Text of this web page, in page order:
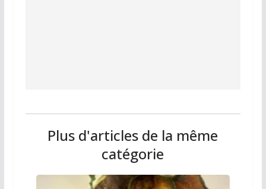
Plus d'articles de la même
catégorie